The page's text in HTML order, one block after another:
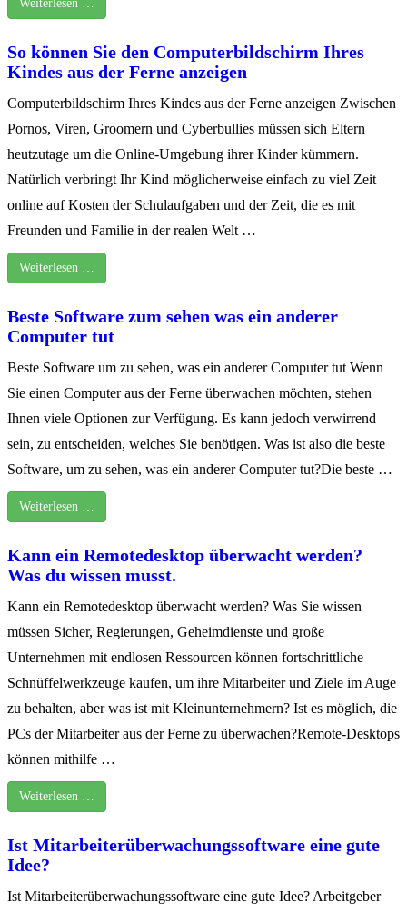
Weiterlesen …
So können Sie den Computerbildschirm Ihres
Kindes aus der Ferne anzeigen
Computerbildschirm Ihres Kindes aus der Ferne anzeigen Zwischen
Pornos, Viren, Groomern und Cyberbullies müssen sich Eltern
heutzutage um die Online-Umgebung ihrer Kinder kümmern.
Natürlich verbringt Ihr Kind möglicherweise einfach zu viel Zeit
online auf Kosten der Schulaufgaben und der Zeit, die es mit
Freunden und Familie in der realen Welt …
Weiterlesen …
Beste Software zum sehen was ein anderer
Computer tut
Beste Software um zu sehen, was ein anderer Computer tut Wenn
Sie einen Computer aus der Ferne überwachen möchten, stehen
Ihnen viele Optionen zur Verfügung. Es kann jedoch verwirrend
sein, zu entscheiden, welches Sie benötigen. Was ist also die beste
Software, um zu sehen, was ein anderer Computer tut?Die beste …
Weiterlesen …
Kann ein Remotedesktop überwacht werden?
Was du wissen musst.
Kann ein Remotedesktop überwacht werden? Was Sie wissen
müssen Sicher, Regierungen, Geheimdienste und große
Unternehmen mit endlosen Ressourcen können fortschrittliche
Schnüffelwerkzeuge kaufen, um ihre Mitarbeiter und Ziele im Auge
zu behalten, aber was ist mit Kleinunternehmern? Ist es möglich, die
PCs der Mitarbeiter aus der Ferne zu überwachen?Remote-Desktops
können mithilfe …
Weiterlesen …
Ist Mitarbeiterüberwachungssoftware eine gute
Idee?
Ist Mitarbeiterüberwachungssoftware eine gute Idee? Arbeitgeber